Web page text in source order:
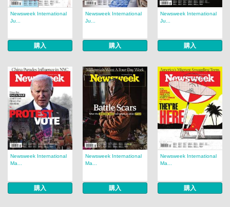
Newsweek International
Ju...
購入
Newsweek International
Ju...
購入
Newsweek International
Ju...
購入
Newsweek International
Ma...
購入
Newsweek International
Ma...
購入
Newsweek International
Ma...
購入